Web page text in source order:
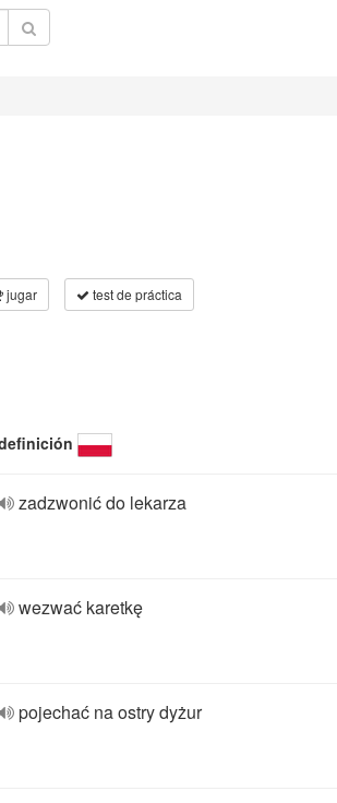
jugar test de práctica
zadzwonić do lekarza
wezwać karetkę
pojechać na ostry dyżur